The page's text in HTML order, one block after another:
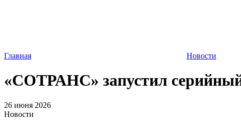
Главная Новости
«СОТРАНС» запустил
26 июня 2026
Новости